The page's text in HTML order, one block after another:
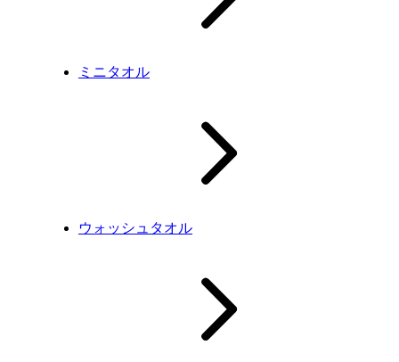
ミニタオル
ウォッシュタオル